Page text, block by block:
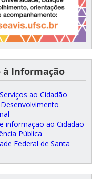
à Informação
ao Cidadão
informação ao Cidadão
Pública
Federal de Santa